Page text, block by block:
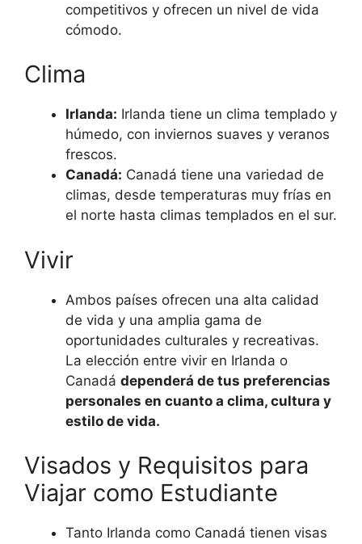
competitivos y ofrecen un nivel de vida
cómodo.
Clima
Irlanda: Irlanda tiene un clima templado y
húmedo, con inviernos suaves y veranos
frescos.
Canadá: Canadá tiene una variedad de
climas, desde temperaturas muy frías en
el norte hasta climas templados en el sur.
Vivir
Ambos países ofrecen una alta calidad
de vida y una amplia gama de
oportunidades culturales y recreativas.
La elección entre vivir en Irlanda o
Canadá dependerá de tus preferencias
personales en cuanto a clima, cultura y
estilo de vida.
Visados y Requisitos para
Viajar como Estudiante
Tanto Irlanda como Canadá tienen visas